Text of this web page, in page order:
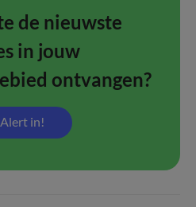
de nieuwste
in jouw
ontvangen?
in!